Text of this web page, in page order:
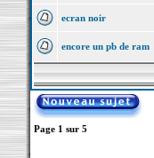
ecran noir
encore un pb de ram
Page 1 sur 5